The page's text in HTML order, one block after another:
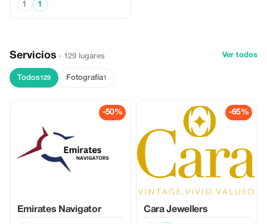
1 1
Servicios · 129 lugares Ver todos
Todos129 Fotografía1
-50%
Emirates Navigator
-65%
Cara Jewellers